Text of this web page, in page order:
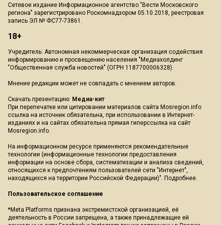
Сетевое издание Информационное агентство "Вести Московского
региона" зарегистрировано Роскомнадзором 05.10.2018, реестровая
запись ЭЛ № ФС77-73861.
18+
Учредитель: Автономная некоммерческая организация содействия
информированию и просвещению населения "Медиахолдинг
"Общественная служба новостей" (ОГРН 1187700006328).
Мнение редакции может не совпадать с мнением авторов.
Скачать презентацию: Медиа-кит
При перепечатке или цитировании материалов сайта Mosregion.info
ссылка на источник обязательна, при использовании в Интернет-
изданиях и на сайтах обязательна прямая гиперссылка на сайт
Mosregion.info.
На информационном ресурсе применяются рекомендательные
технологии (информационные технологии предоставления
информации на основе сбора, систематизации и анализа сведений,
относящихся к предпочтениям пользователей сети "Интернет",
находящихся на территории Российской Федерации)". Подробнее.
Пользовательское соглашение
*Meta Platforms признана экстремистской организацией, её
деятельность в России запрещена, а также принадлежащие ей